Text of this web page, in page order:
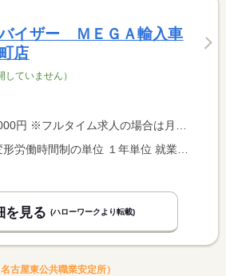
イザー ＭＥＧＡ輸入車
店
していません）
場合は月額（換算額）、パート求人の場合は時間額を表示しています。
を見る (ハローワークより転載)
古屋東公共職業安定所）